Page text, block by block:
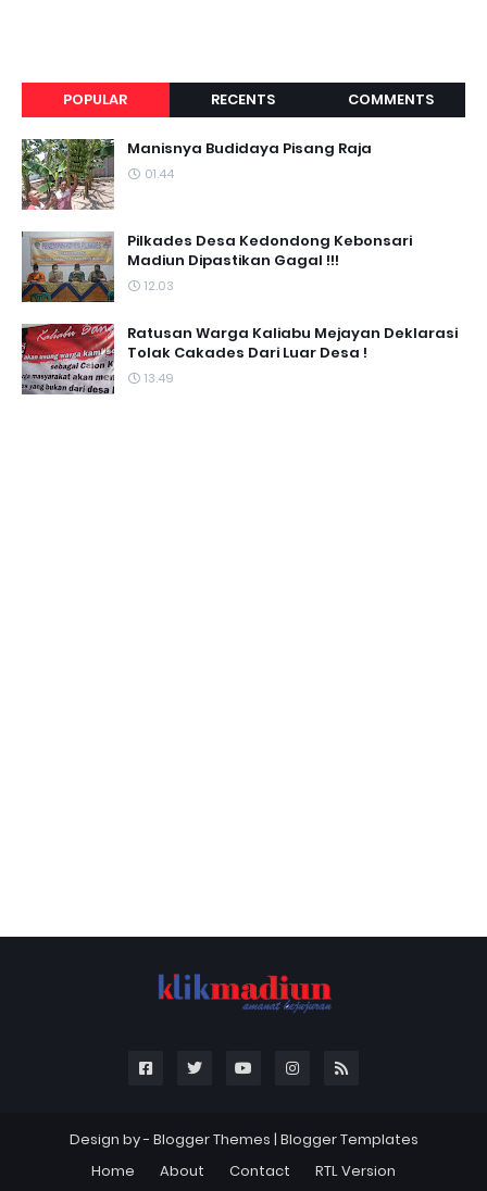
POPULAR RECENTS COMMENTS
Manisnya Budidaya Pisang Raja
01.44
Pilkades Desa Kedondong Kebonsari
Madiun Dipastikan Gagal !!!
12.03
Ratusan Warga Kaliabu Mejayan Deklarasi
Tolak Cakades Dari Luar Desa !
13.49
Design by - Blogger Themes | Blogger Templates
Home
About Contact RTL Version